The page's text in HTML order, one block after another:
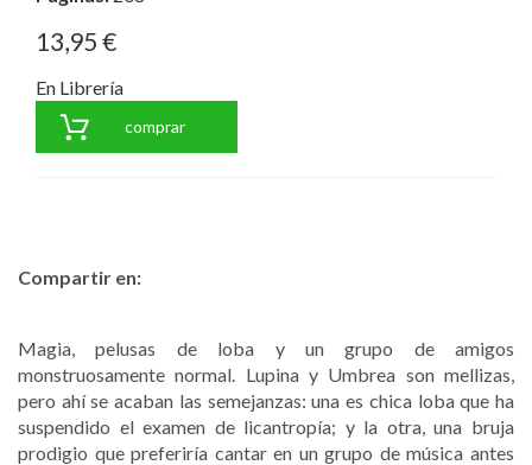
13,95 €
En Librería
comprar
Compartir en:
Magia, pelusas de loba y un grupo de amigos
monstruosamente normal. Lupina y Umbrea son mellizas,
pero ahí se acaban las semejanzas: una es chica loba que ha
suspendido el examen de licantropía; y la otra, una bruja
prodigio que preferiría cantar en un grupo de música antes